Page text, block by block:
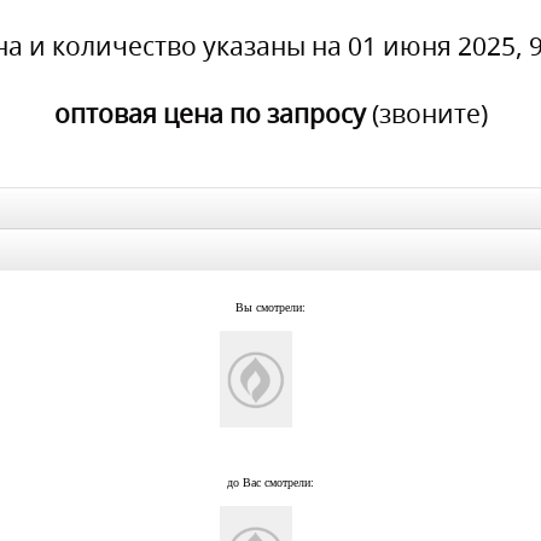
и количество указаны на 01 июня 2025,
оптовая цена по запросу(звоните)
Вы смотрели:
до Вас смотрели: